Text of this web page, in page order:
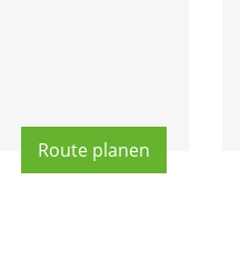
Route pla­nen